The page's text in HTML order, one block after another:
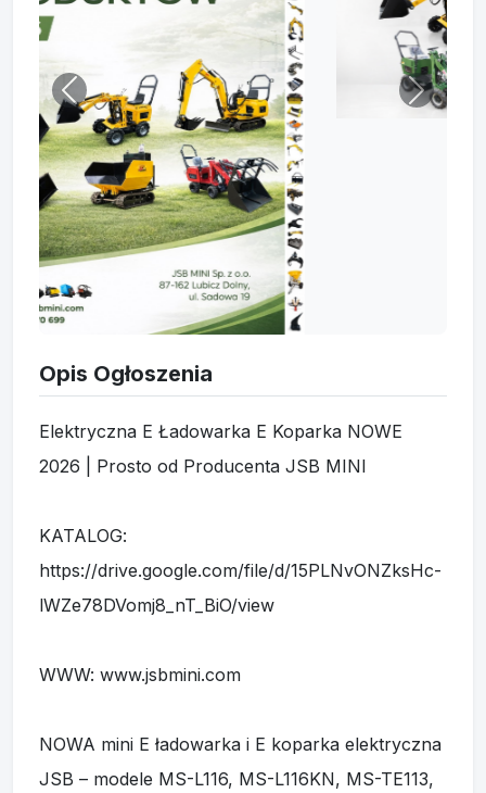
Opis Ogłoszenia
Elektryczna E Ładowarka E Koparka NOWE
2026 | Prosto od Producenta JSB MINI
KATALOG:
lWZe78DVomj8_nT_BiO/view
WWW: www.jsbmini.com
NOWA mini E ładowarka i E koparka elektryczna
JSB – modele MS-L116, MS-L116KN, MS-TE113,
MS-TL113 | CE | 2026 | OKAZJA
Oferujemy fabrycznie nowe, polskie E
ładowarki kołowe, ładowarki przegubowe, mini
koparki gąsienicowe i gąsienicowe ładowarki.